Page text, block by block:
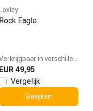
Loxley
Rock Eagle
EUR 49,95
Vergelijk
Bekijken